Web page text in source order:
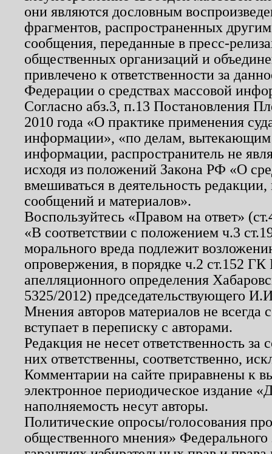
они являются дословным
фрагментов, распространенных
сообщения, переданные в пресс-
общественных организаций и
привлечено к ответственности за
Федерации о средствах массовой
Согласно абз.3, п.13 Постановления
2010 года «О практике применения
информации», «по делам, вытекающим
информации, распространитель не
исходя из положений Закона РФ «О
вмешиваться в деятельность
сообщений и материалов».
Воспользуйтесь «Правом на ответ»
«В соответствии с положением ч.3
морального вреда подлежит
опровержения, в порядке ч.2 ст.152
апелляционного определения
5325/2012) председательствующего
Мнения авторов материалов не
вступает в переписку с авторами.
Редакция не несет ответственность
них ответственны, соответственно,
Комментарии на сайте приравнены к
электронное периодическое издание
наполняемость несут авторы.
Политические опросы/голосования
общественного мнения»